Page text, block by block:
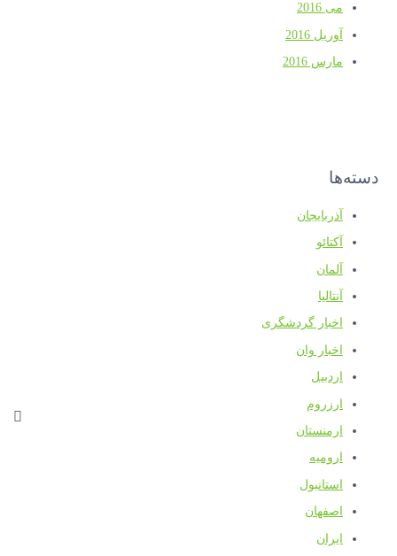
می 2016
آوریل 2016
مارس 2016
دسته‌ها
آذربایجان
آکتائو
آلمان
آنتالیا
اخبار گردشگری
اخبار وان
اردبیل
ارزروم
ارمنستان
ارومیه
استانبول
اصفهان
ایران